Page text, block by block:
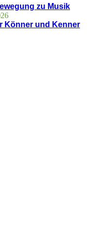
zu Musik
Könner und Kenner